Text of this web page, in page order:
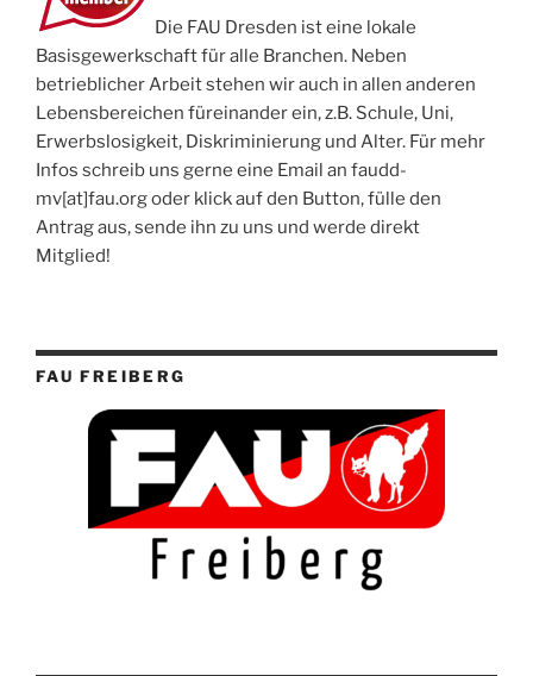
Die FAU Dresden ist eine lokale
Basisgewerkschaft für alle Branchen. Neben
betrieblicher Arbeit stehen wir auch in allen anderen
Lebensbereichen füreinander ein, z.B. Schule, Uni,
Erwerbslosigkeit, Diskriminierung und Alter. Für mehr
Infos schreib uns gerne eine Email an faudd-
mv[at]fau.org oder klick auf den Button, fülle den
Antrag aus, sende ihn zu uns und werde direkt
Mitglied!
FAU FREIBERG